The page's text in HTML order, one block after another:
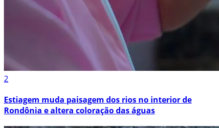
2
Estiagem muda paisagem dos rios no interior de
Rondônia e altera coloração das águas